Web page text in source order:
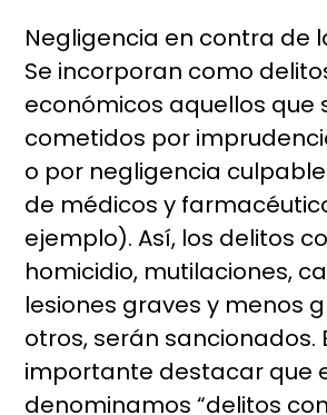
Negligencia en contra de
Se incorporan como
económicos aquellos que
cometidos por
o por negligencia
de médicos y
ejemplo). Así, los delitos
homicidio, mutilaciones,
lesiones graves y menos
otros, serán sancionados.
importante destacar que
denominamos “delitos